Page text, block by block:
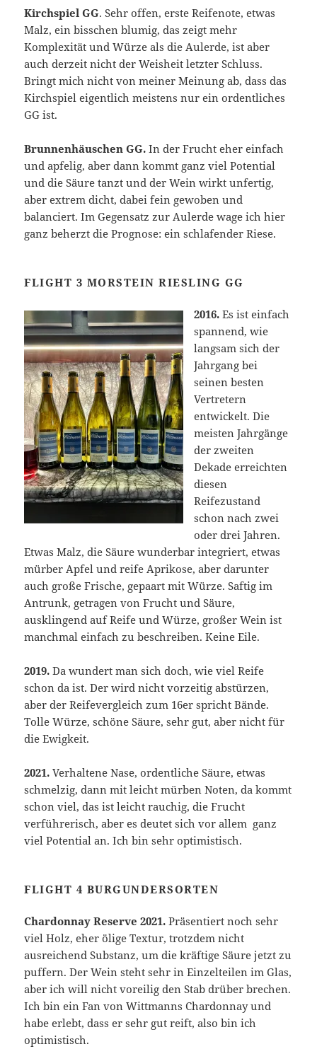
Kirchspiel GG. Sehr offen, erste Reifenote, etwas
Malz, ein bisschen blumig, das zeigt mehr
Komplexität und Würze als die Aulerde, ist aber
auch derzeit nicht der Weisheit letzter Schluss.
Bringt mich nicht von meiner Meinung ab, dass das
Kirchspiel eigentlich meistens nur ein ordentliches
GG ist.
Brunnenhäuschen GG. In der Frucht eher einfach
und apfelig, aber dann kommt ganz viel Potential
und die Säure tanzt und der Wein wirkt unfertig,
aber extrem dicht, dabei fein gewoben und
balanciert. Im Gegensatz zur Aulerde wage ich hier
ganz beherzt die Prognose: ein schlafender Riese.
FLIGHT 3 MORSTEIN RIESLING GG
2016. Es ist einfach
spannend, wie
langsam sich der
Jahrgang bei
seinen besten
Vertretern
entwickelt. Die
meisten Jahrgänge
der zweiten
Dekade erreichten
diesen
Reifezustand
schon nach zwei
oder drei Jahren.
Etwas Malz, die Säure wunderbar integriert, etwas
mürber Apfel und reife Aprikose, aber darunter
auch große Frische, gepaart mit Würze. Saftig im
Antrunk, getragen von Frucht und Säure,
ausklingend auf Reife und Würze, großer Wein ist
manchmal einfach zu beschreiben. Keine Eile.
2019. Da wundert man sich doch, wie viel Reife
schon da ist. Der wird nicht vorzeitig abstürzen,
aber der Reifevergleich zum 16er spricht Bände.
Tolle Würze, schöne Säure, sehr gut, aber nicht für
die Ewigkeit.
2021. Verhaltene Nase, ordentliche Säure, etwas
schmelzig, dann mit leicht mürben Noten, da kommt
schon viel, das ist leicht rauchig, die Frucht
verführerisch, aber es deutet sich vor allem ganz
viel Potential an. Ich bin sehr optimistisch.
FLIGHT 4 BURGUNDERSORTEN
Chardonnay Reserve 2021. Präsentiert noch sehr
viel Holz, eher ölige Textur, trotzdem nicht
ausreichend Substanz, um die kräftige Säure jetzt zu
puffern. Der Wein steht sehr in Einzelteilen im Glas,
aber ich will nicht voreilig den Stab drüber brechen.
Ich bin ein Fan von Wittmanns Chardonnay und
habe erlebt, dass er sehr gut reift, also bin ich
optimistisch.